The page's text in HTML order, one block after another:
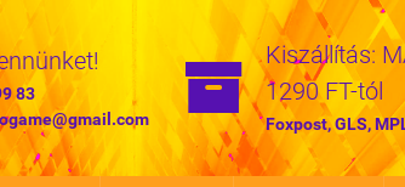
83

Kiszállítás:
1290 FT-tól
Foxpost, GLS,